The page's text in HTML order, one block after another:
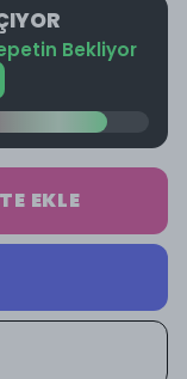
Bekliyor
EKLE